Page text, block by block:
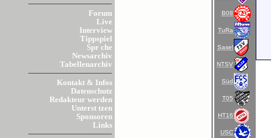
Forum
Live
Interview
Tippspiel
Spr che
Newsarchiv
Tabellenarchiv
Kontakt & Infos
Datenschutz
Redakteur werden
Unterst tzen
Sponsoren
Links
B08
TuRa
Sasel
NTSV
Süd
T05
HT16
USC